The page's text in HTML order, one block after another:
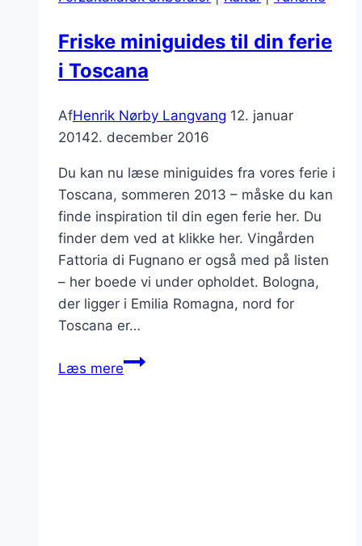
Friske miniguides til din ferie
i Toscana
AfHenrik Nørby Langvang 12. januar
20142. december 2016
Du kan nu læse miniguides fra vores ferie i
Toscana, sommeren 2013 – måske du kan
finde inspiration til din egen ferie her. Du
finder dem ved at klikke her. Vingården
Fattoria di Fugnano er også med på listen
– her boede vi under opholdet. Bologna,
der ligger i Emilia Romagna, nord for
Toscana er…
Læs mereFriske